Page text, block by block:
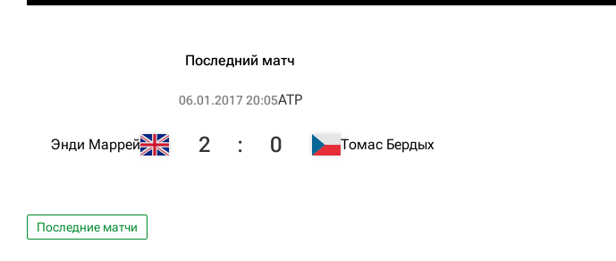
Последний матч
06.01.2017 20:05ATP
Энди Маррей 2 : 0 Томас Бердых
Последние матчи